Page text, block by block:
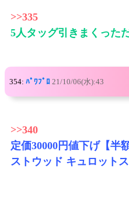
>>335
5人タッグ引きまくった
354: ﾊﾟﾜﾌﾟﾛ 21/10/06(水):43
>>340
定価30000円値下げ【半
ストウッド キュロット